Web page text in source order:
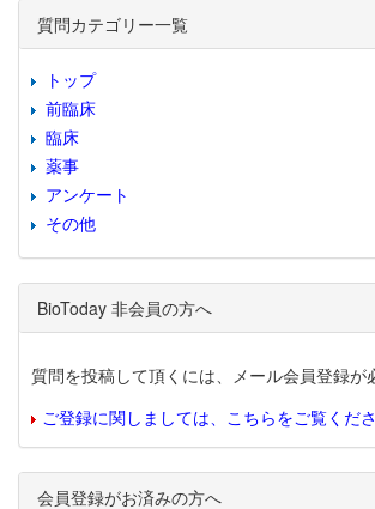
質問カテゴリー一覧
トップ
前臨床
臨床
薬事
アンケート
その他
BioToday 非会員の方へ
質問を投稿して頂くには、メール会員登録が
ご登録に関しましては、こちらをご覧くださ
会員登録がお済みの方へ